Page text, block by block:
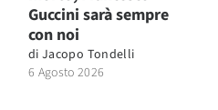
Guccini sarà sempre
con noi
di Jacopo Tondelli
6 Agosto 2026